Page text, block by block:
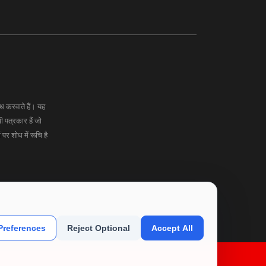
Reject Optional Accept All
करवाते हैं। यह
पत्रकार हैं जो
शोध में रूचि है